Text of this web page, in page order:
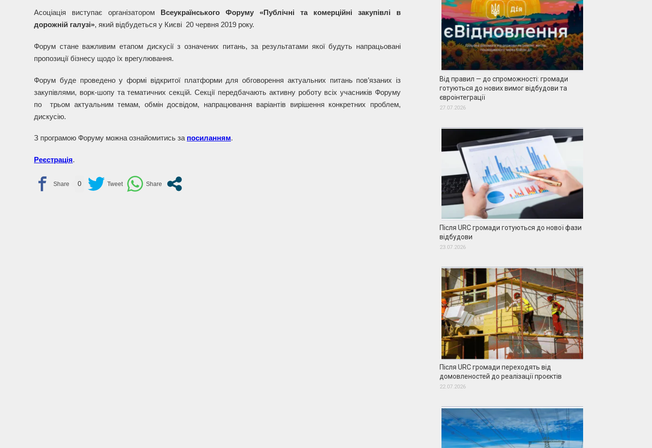
Асоціація виступає організатором Всеукраїнського Форуму «Публічні та комерційні закупівлі в
дорожній галузі», який відбудеться у Києві 20 червня 2019 року.
Форум стане важливим етапом дискусії з означених питань, за результатами якої будуть напрацьовані
пропозиції бізнесу щодо їх врегулювання.
Форум буде проведено у формі відкритої платформи для обговорення актуальних питань пов’язаних із
закупівлями, ворк-шопу та тематичних секцій. Секції передбачають активну роботу всіх учасників Форуму
по трьом актуальним темам, обмін досвідом, напрацювання варіантів вирішення конкретних проблем,
дискусію.
З програмою Форуму можна ознайомитись за посиланням.
Реєстрація.
0
Від правил — до спроможності: громади
готуються до нових вимог відбудови та
євроінтеграції
27.07.2026
Після URC громади готуються до нової фази
відбудови
23.07.2026
Після URC громади переходять від
домовленостей до реалізації проєктів
22.07.2026